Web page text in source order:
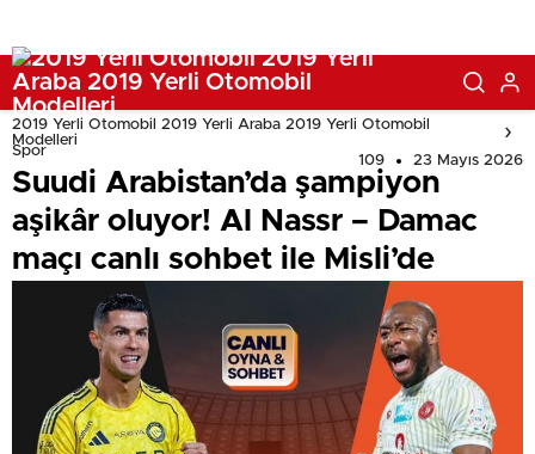
2019 Yerli Otomobil 2019 Yerli Araba 2019 Yerli Otomobil
Modelleri
Spor
109 23 Mayıs 2026
Suudi Arabistan’da şampiyon
aşikâr oluyor! Al Nassr – Damac
maçı canlı sohbet ile Misli’de